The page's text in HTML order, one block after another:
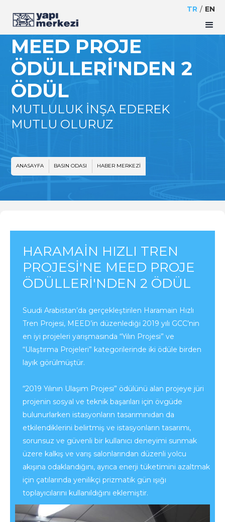
TR / EN
TREN PROJESI'NE
MEED PROJE
ÖDÜLLERI'NDEN 2
ÖDÜL
MUTLULUK İNŞA EDEREK
MUTLU OLURUZ
ANASAYFA BASIN ODASI HABER MERKEZI
HARAMAIN HIZLI TREN
PROJESI'NE MEED PROJE
ÖDÜLLERI'NDEN 2 ÖDÜL
Suudi Arabistan’da gerçekleştirilen Haramain Hızlı
Tren Projesi, MEED’in düzenlediği 2019 yılı GCC’nin
en iyi projeleri yarışmasında “Yılın Projesi” ve
“Ulaştırma Projeleri” kategorilerinde iki ödüle birden
layık görülmüştür.
“2019 Yılının Ulaşım Projesi” ödülünü alan projeye jüri
projenin sosyal ve teknik başarıları için övgüde
bulunurlarken istasyonların tasarımınıdan da
etkilendiklerini belirtmiş ve istasyonların tasarımı,
sorunsuz ve güvenli bir kullanıcı deneyimi sunmak
üzere kalkış ve varış salonlarından düzenli yolcu
akışına odaklandığını, ayrıca enerji tüketimini azaltmak
için çatılarında yenilikçi prizmatik gün ışığı
toplayıcılarını kullanıldığını eklemiştir.